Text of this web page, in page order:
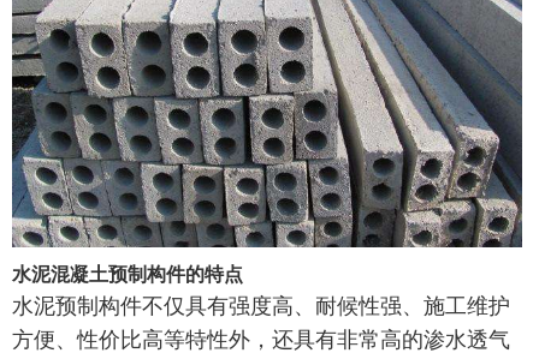
水泥混凝土预制构件的特点
水泥预制构件不仅具有强度高、耐候性强、施工维护
方便、性价比高等特性外，还具有非常高的渗水透气